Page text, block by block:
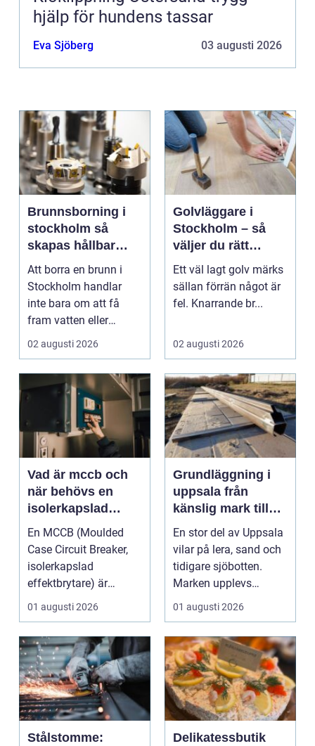
hjälp för hundens tassar
Eva Sjöberg 03 augusti 2026
Brunnsborning i
stockholm så
skapas hållbar
tillgång till vatten
och energi
Att borra en brunn i
Stockholm handlar
inte bara om att få
fram vatten eller
värme. Det är också
02 augusti 2026
Golvläggare i
Stockholm – så
väljer du rätt
hantverkare för
hållbara golv
Ett väl lagt golv märks
sällan förrän något är
fel. Knarrande br...
02 augusti 2026
Vad är mccb och
när behövs en
isolerkapslad
effektbrytare?
En MCCB (Moulded
Case Circuit Breaker,
isolerkapslad
effektbrytare) är
hjärtat i många
moderna elför...
01 augusti 2026
Grundläggning i
uppsala från
känslig mark till
stabila
konstruktioner
En stor del av Uppsala
vilar på lera, sand och
tidigare sjöbotten.
Marken upplevs
kanske som stabil ...
01 augusti 2026
Stålstomme:
Delikatessbutik